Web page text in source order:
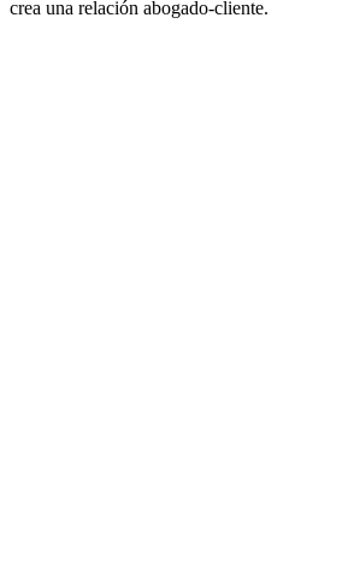
crea una relación abogado-cliente.